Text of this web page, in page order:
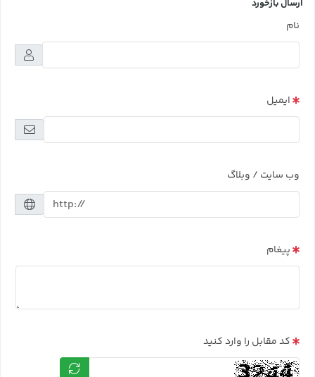
ارسال بازخورد
نام
ایمیل
وب سایت / وبلاگ
پیغام
کد مقابل را وارد کنید